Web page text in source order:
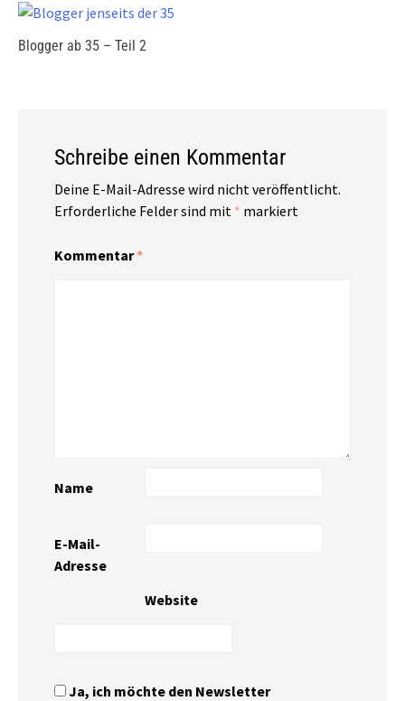
Blogger ab 35 – Teil 2
Schreibe einen Kommentar
Deine E-Mail-Adresse wird nicht veröffentlicht.
Erforderliche Felder sind mit * markiert
Kommentar*
Name
E-Mail-
Adresse
Website
Ja, ich möchte den Newsletter